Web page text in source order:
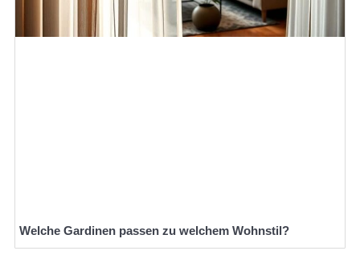
Welche Gardinen passen zu welchem Wohnstil?